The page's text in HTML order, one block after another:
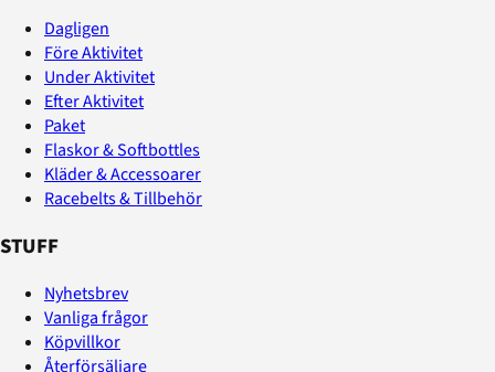
Dagligen
Före Aktivitet
Under Aktivitet
Efter Aktivitet
Paket
Flaskor & Softbottles
Kläder & Accessoarer
Racebelts & Tillbehör
STUFF
Nyhetsbrev
Vanliga frågor
Köpvillkor
Återförsäljare